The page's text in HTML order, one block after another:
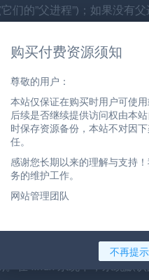
们的”父进程”)；如果没有
进程只有一个，所以必
程。内核会在过去曾使用过
有个root (此root只可以
及以上；Centos6内核为2.6
在 linux 系统中，系统默
购买付费资源须知
尊敬的用户：
本站仅保证在购买时用户可使
后续是否继续提供访问权由本
时保存资源备份，本站不对因
任。
感谢您长期以来的理解与支持
务的维护工作。
网站管理团队
不再提示